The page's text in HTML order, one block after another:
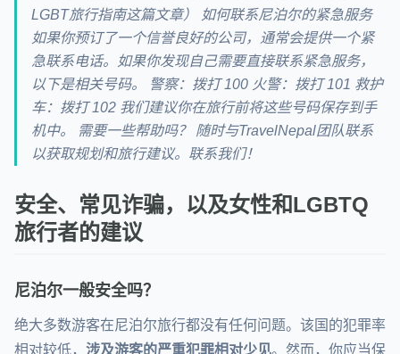
LGBT旅行指南这篇文章） 如何联系尼泊尔的紧急服务
如果你预订了一个信誉良好的公司，通常会提供一个紧
急联系电话。如果你发现自己需要直接联系紧急服务，
以下是相关号码。 警察：拨打 100 火警：拨打 101 救护
车：拨打 102 我们建议你在旅行前将这些号码保存到手
机中。 需要一些帮助吗？ 随时与TravelNepal团队联系
以获取规划和旅行建议。联系我们！
安全、常见诈骗，以及女性和LGBTQ
旅行者的建议
尼泊尔一般安全吗？
绝大多数游客在尼泊尔旅行都没有任何问题。该国的犯罪率
相对较低， 涉及游客的严重犯罪相对少见。然而，你应当保